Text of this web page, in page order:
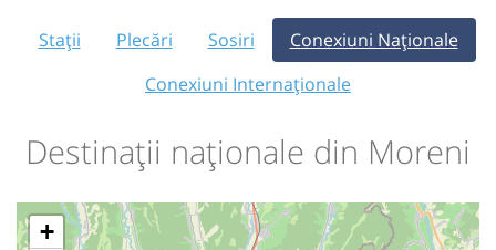
Stații Plecări Sosiri
Conexiuni Naționale
Conexiuni Internaționale
Destinații naționale din Moreni
+